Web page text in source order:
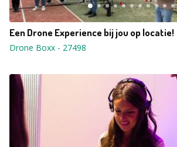
Een Drone Experience bij jou op locatie!
Drone Boxx - 27498